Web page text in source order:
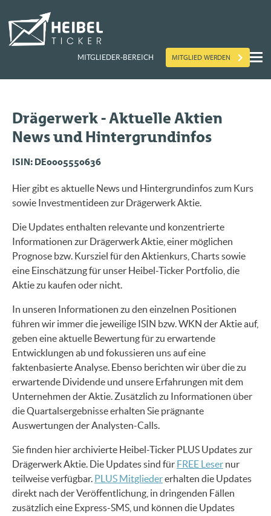
MITGLIEDER-BEREICH MITGLIED WERDEN
Drägerwerk - Aktuelle Aktien
News und Hintergrundinfos
ISIN: DE0005550636
Hier gibt es aktuelle News und Hintergrundinfos zum Kurs
sowie Investmentideen zur Drägerwerk Aktie.
Die Updates enthalten relevante und konzentrierte
Informationen zur Drägerwerk Aktie, einer möglichen
Prognose bzw. Kursziel für den Aktienkurs, Charts sowie
eine Einschätzung für unser Heibel-Ticker Portfolio, die
Aktie zu kaufen oder nicht.
In unseren Informationen zu den einzelnen Positionen
führen wir immer die jeweilige ISIN bzw. WKN der Aktie auf,
geben eine aktuelle Bewertung für zu erwartende
Entwicklungen ab und fokussieren uns auf eine
faktenbasierte Analyse. Ebenso berichten wir über die zu
erwartende Dividende und unsere Erfahrungen mit dem
Unternehmen der Aktie. Zusätzlich zu Informationen über
die Quartalsergebnisse erhalten Sie prägnante
Auswertungen der Analysten-Calls.
Sie finden hier archivierte Heibel-Ticker PLUS Updates zur
Drägerwerk Aktie. Die Updates sind für FREE Leser nur
teilweise verfügbar. PLUS Mitgliedererhalten die Updates
direkt nach der Veröffentlichung, in dringenden Fällen
zusätzlich eine Express-SMS, und können die Updates